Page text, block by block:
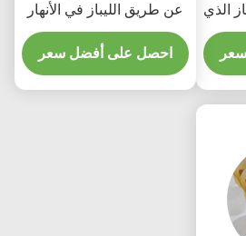
الذي
عن طريق الليباز في الأنهار
في المسطحات المائية
الأخرى
احصل على أفضل سعر